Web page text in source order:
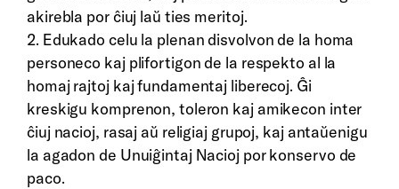
akirebla por ĉiuj laŭ ties meritoj.
2. Edukado celu la plenan disvolvon de la homa
personeco kaj plifortigon de la respekto al la
homaj rajtoj kaj fundamentaj liberecoj. Ĝi
kreskigu komprenon, toleron kaj amikecon inter
ĉiuj nacioj, rasaj aŭ religiaj grupoj, kaj antaŭenigu
la agadon de Unuiĝintaj Nacioj por konservo de
paco.